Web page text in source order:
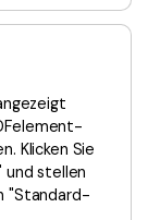
Klicken Sie
und stellen
"Standard-